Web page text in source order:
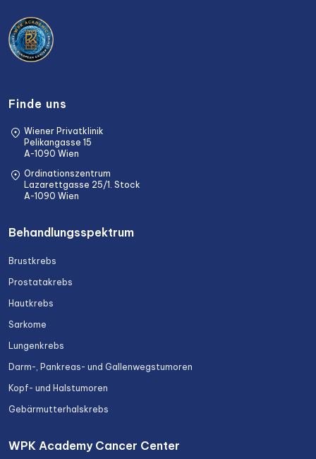
Finde uns
Wiener Privatklinik
Pelikangasse 15
A-1090 Wien
Ordinationszentrum
Lazarettgasse 25/1. Stock
A-1090 Wien
Behandlungsspektrum
Brustkrebs
Prostatakrebs
Hautkrebs
Sarkome
Lungenkrebs
Darm-, Pankreas- und Gallenwegstumoren
Kopf- und Halstumoren
Gebärmutterhalskrebs
WPK Academy Cancer Center